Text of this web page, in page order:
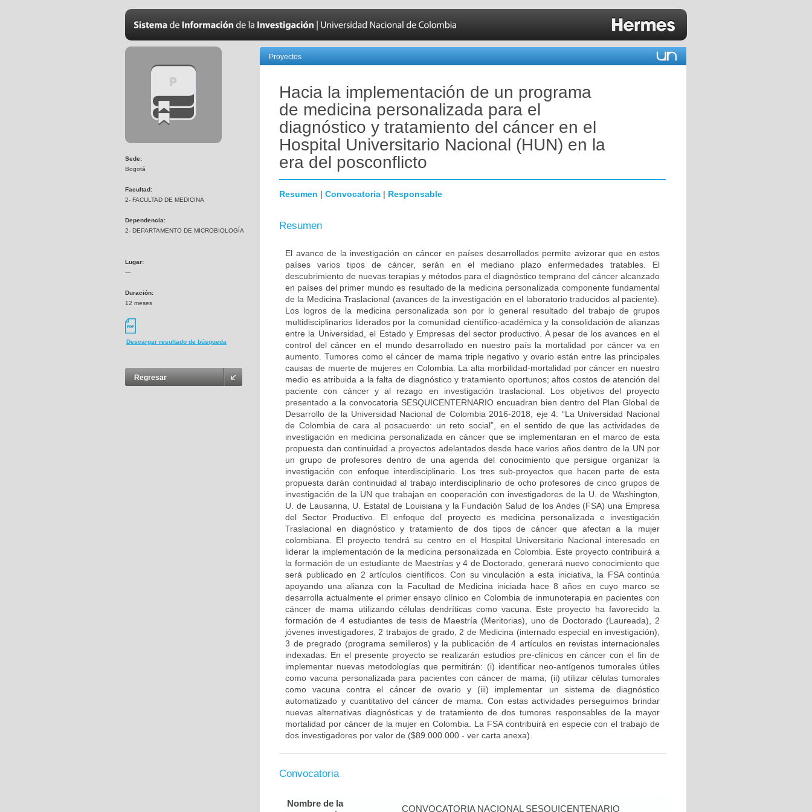
Sede:
Bogotá
Facultad:
2- FACULTAD DE MEDICINA
Dependencia:
2- DEPARTAMENTO DE MICROBIOLOGÍA
Lugar:
---
Duración:
12 meses
Descargar resultado de búsqueda
Regresar
Proyectos
Hacia la implementación de un programa
de medicina personalizada para el
diagnóstico y tratamiento del cáncer en el
Hospital Universitario Nacional (HUN) en la
era del posconflicto
Resumen | Convocatoria | Responsable
Resumen
El avance de la investigación en cáncer en países desarrollados permite avizorar que en estos
países varios tipos de cáncer, serán en el mediano plazo enfermedades tratables. El
descubrimiento de nuevas terapias y métodos para el diagnóstico temprano del cáncer alcanzado
en países del primer mundo es resultado de la medicina personalizada componente fundamental
de la Medicina Traslacional (avances de la investigación en el laboratorio traducidos al paciente).
Los logros de la medicina personalizada son por lo general resultado del trabajo de grupos
multidisciplinarios liderados por la comunidad científico-académica y la consolidación de alianzas
entre la Universidad, el Estado y Empresas del sector productivo. A pesar de los avances en el
control del cáncer en el mundo desarrollado en nuestro país la mortalidad por cáncer va en
aumento. Tumores como el cáncer de mama triple negativo y ovario están entre las principales
causas de muerte de mujeres en Colombia. La alta morbilidad-mortalidad por cáncer en nuestro
medio es atribuida a la falta de diagnóstico y tratamiento oportunos; altos costos de atención del
paciente con cáncer y al rezago en investigación traslacional. Los objetivos del proyecto
presentado a la convocatoria SESQUICENTERNARIO encuadran bien dentro del Plan Global de
Desarrollo de la Universidad Nacional de Colombia 2016-2018, eje 4: “La Universidad Nacional
de Colombia de cara al posacuerdo: un reto social”, en el sentido de que las actividades de
investigación en medicina personalizada en cáncer que se implementaran en el marco de esta
propuesta dan continuidad a proyectos adelantados desde hace varios años dentro de la UN por
un grupo de profesores dentro de una agenda del conocimiento que persigue organizar la
investigación con enfoque interdisciplinario. Los tres sub-proyectos que hacen parte de esta
propuesta darán continuidad al trabajo interdisciplinario de ocho profesores de cinco grupos de
investigación de la UN que trabajan en cooperación con investigadores de la U. de Washington,
U. de Lausanna, U. Estatal de Louisiana y la Fundación Salud de los Andes (FSA) una Empresa
del Sector Productivo. El enfoque del proyecto es medicina personalizada e investigación
Traslacional en diagnóstico y tratamiento de dos tipos de cáncer que afectan a la mujer
colombiana. El proyecto tendrá su centro en el Hospital Universitario Nacional interesado en
liderar la implementación de la medicina personalizada en Colombia. Este proyecto contribuirá a
la formación de un estudiante de Maestrías y 4 de Doctorado, generará nuevo conocimiento que
será publicado en 2 artículos científicos. Con su vinculación a esta iniciativa, la FSA continúa
apoyando una alianza con la Facultad de Medicina iniciada hace 8 años en cuyo marco se
desarrolla actualmente el primer ensayo clínico en Colombia de inmunoterapia en pacientes con
cáncer de mama utilizando células dendríticas como vacuna. Este proyecto ha favorecido la
formación de 4 estudiantes de tesis de Maestría (Meritorias), uno de Doctorado (Laureada), 2
jóvenes investigadores, 2 trabajos de grado, 2 de Medicina (internado especial en investigación),
3 de pregrado (programa semilleros) y la publicación de 4 artículos en revistas internacionales
indexadas. En el presente proyecto se realizarán estudios pre-clínicos en cáncer con el fin de
implementar nuevas metodologías que permitirán: (i) identificar neo-antígenos tumorales útiles
como vacuna personalizada para pacientes con cáncer de mama; (ii) utilizar células tumorales
como vacuna contra el cáncer de ovario y (iii) implementar un sistema de diagnóstico
automatizado y cuantitativo del cáncer de mama. Con estas actividades perseguimos brindar
nuevas alternativas diagnósticas y de tratamiento de dos tumores responsables de la mayor
mortalidad por cáncer de la mujer en Colombia. La FSA contribuirá en especie con el trabajo de
dos investigadores por valor de ($89.000.000 - ver carta anexa).
Convocatoria
Nombre de la
CONVOCATORIA NACIONAL SESQUICENTENARIO